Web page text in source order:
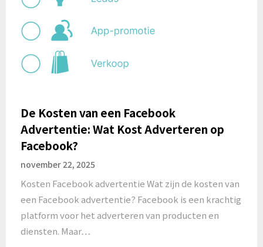
De Kosten van een Facebook
Advertentie: Wat Kost Adverteren op
Facebook?
november 22, 2025
Kosten Facebook advertentie Wat zijn de kosten van
een Facebook advertentie? Facebook is een krachtig
platform voor het adverteren van producten en
diensten. Maar…